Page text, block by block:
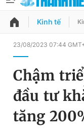
QUẢNG CÁO
Chuyên mục
Chuyên mục khác
Đổi mật khẩu
Tin đã lưu
Tin đã xem
Kinh tế
23/08/2023 07:44
Chậm
đầu tư
tăng